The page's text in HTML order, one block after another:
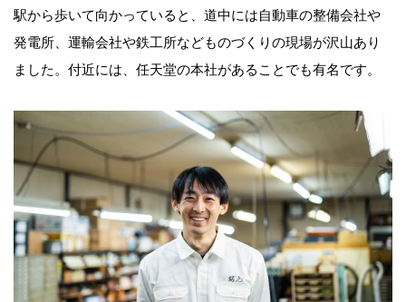
駅から歩いて向かっていると、道中には自動車の整備会社や
発電所、運輸会社や鉄工所などものづくりの現場が沢山あり
ました。付近には、任天堂の本社があることでも有名です。